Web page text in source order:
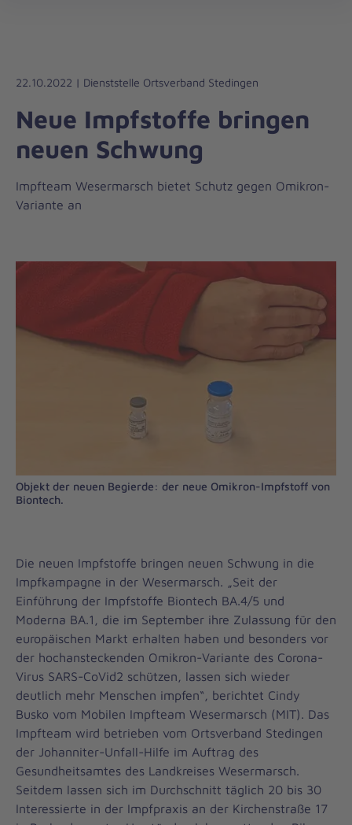
Liebe
Leben
22.10.2022 | Dienststelle Ortsverband Stedingen
Neue Impfstoffe bringen
neuen Schwung
Impfteam Wesermarsch bietet Schutz gegen Omikron-
Variante an
Objekt der neuen Begierde: der neue Omikron-Impfstoff von
Biontech.
Die neuen Impfstoffe bringen neuen Schwung in die
Impfkampagne in der Wesermarsch. „Seit der
Einführung der Impfstoffe Biontech BA.4/5 und
Moderna BA.1, die im September ihre Zulassung für den
europäischen Markt erhalten haben und besonders vor
der hochansteckenden Omikron-Variante des Corona-
Virus SARS-CoVid2 schützen, lassen sich wieder
deutlich mehr Menschen impfen“, berichtet Cindy
Busko vom Mobilen Impfteam Wesermarsch (MIT). Das
Impfteam wird betrieben vom Ortsverband Stedingen
der Johanniter-Unfall-Hilfe im Auftrag des
Gesundheitsamtes des Landkreises Wesermarsch.
Seitdem lassen sich im Durchschnitt täglich 20 bis 30
Interessierte in der Impfpraxis an der Kirchenstraße 17